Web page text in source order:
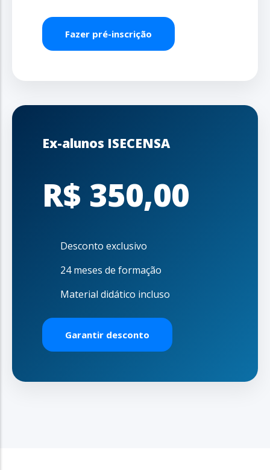
Fazer pré-inscrição
Ex-alunos ISECENSA
R$ 350,00
Desconto exclusivo
24 meses de formação
Material didático incluso
Garantir desconto